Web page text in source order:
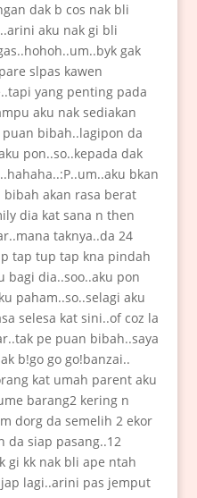
dak b cos nak bli
aku nak gi bli
gak
slpas kawen
yang penting pada
aku nak sediakan
bibah..lagipon da
pon..so..kepada dak
bkan
akan rasa berat
dia kat sana n then
taknya..da 24
tap tup tap kna pindah
bagi dia..soo..aku pon
paham..so..selagi aku
selesa kat sini..of coz la
pe puan bibah..saya
b!go go go!banzai..
kat umah parent aku
barang2 kering n
dorg da semelih 2 ekor
da siap pasang..12
gi kk nak bli ape ntah
lagi..arini pas jemput